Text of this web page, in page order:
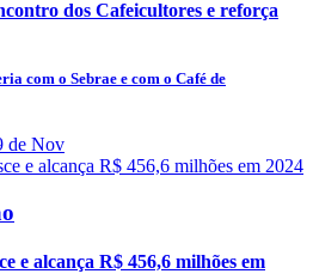
dos Cafeicultores e reforça
com o Sebrae e com o Café de
de Nov
e alcança R$ 456,6 milhões em